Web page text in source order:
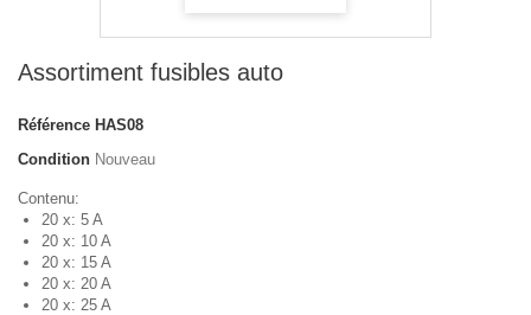
Assortiment fusibles auto
Référence HAS08
Condition Nouveau
Contenu:
20 x: 5 A
20 x: 10 A
20 x: 15 A
20 x: 20 A
20 x: 25 A